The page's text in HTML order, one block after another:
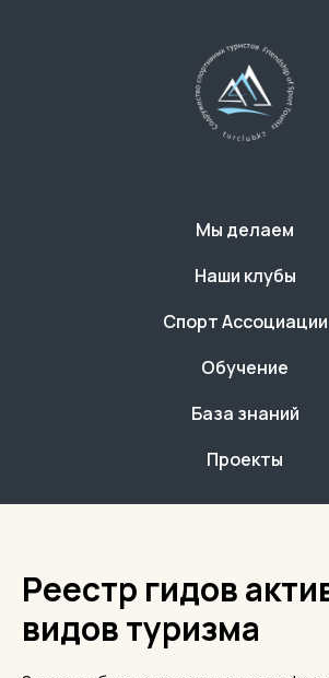
Мы делаем
Наши клубы
Спорт Ассоциации
Обучение
База знаний
Проекты
Реестр гидов
видов туризма